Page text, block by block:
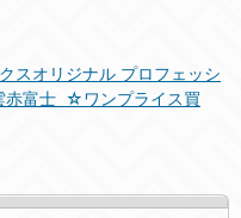
スオリジナル プロフェッシ
赤富士 ☆ワンプライス買